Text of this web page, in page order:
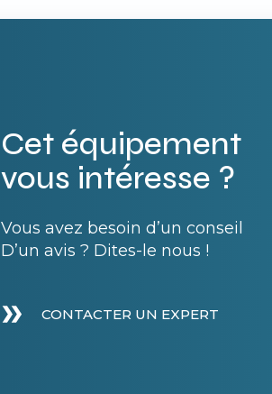
Cet équipement
vous intéresse ?
Vous avez besoin d’un conseil
D’un avis ? Dites-le nous !
CONTACTER UN EXPERT